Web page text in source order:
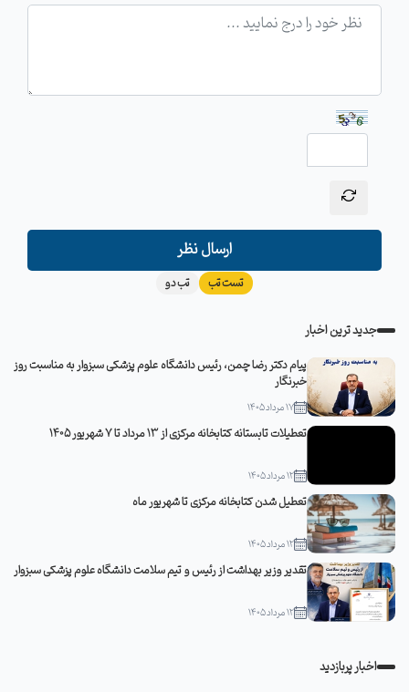
ارسال نظر
تست تب تب دو
جدید ترین اخبار
پیام دکتر رضا چمن، رئیس دانشگاه علوم پزشکی سبزوار به مناسبت روز
خبرنگار
17 مرداد 1405
تعطیلات تابستانه کتابخانه مرکزی از 13 مرداد تا 7 شهریور 1405
12 مرداد 1405
تعطیل شدن کتابخانه مرکزی تا شهریور ماه
12 مرداد 1405
تقدیر وزیر بهداشت از رئیس و تیم سلامت دانشگاه علوم پزشکی سبزوار
12 مرداد 1405
اخبار پربازدید